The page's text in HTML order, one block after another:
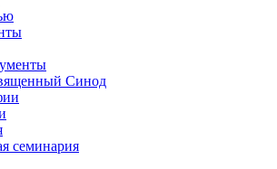
Синод
семинария